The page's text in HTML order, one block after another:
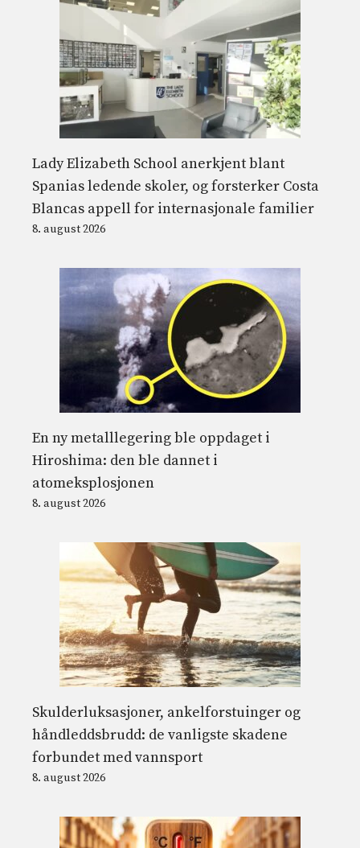
Lady Elizabeth School anerkjent blant
Spanias ledende skoler, og forsterker Costa
Blancas appell for internasjonale familier
8. august 2026
En ny metalllegering ble oppdaget i
Hiroshima: den ble dannet i
atomeksplosjonen
8. august 2026
Skulderluksasjoner, ankelforstuinger og
håndleddsbrudd: de vanligste skadene
forbundet med vannsport
8. august 2026